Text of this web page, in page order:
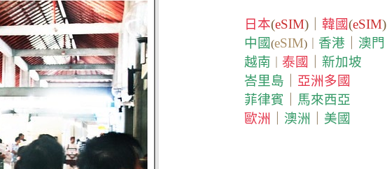
日本(eSIM)｜ 韓國(eSIM)
中國(eSIM)｜ 香港
澳門
越南
泰國
新加坡
峇里島
亞洲多國
菲律賓
馬來西亞
歐洲
澳洲 美國